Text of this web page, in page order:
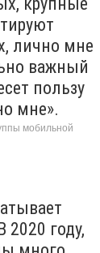
лично мне
важный
пользу
мне».
мобильной
году,